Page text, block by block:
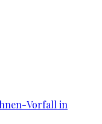
Vorfall in